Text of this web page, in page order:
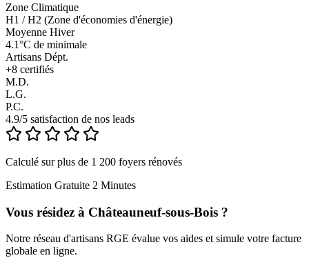
Zone Climatique
H1 / H2 (Zone d'économies d'énergie)
Moyenne Hiver
4.1°C de minimale
Artisans Dépt.
+8 certifiés
M.D.
L.G.
P.C.
4.9/5 satisfaction de nos leads
Calculé sur plus de 1 200 foyers rénovés
Estimation Gratuite 2 Minutes
Vous résidez à Châteauneuf-sous-Bois ?
Notre réseau d'artisans RGE évalue vos aides et simule votre facture
globale en ligne.